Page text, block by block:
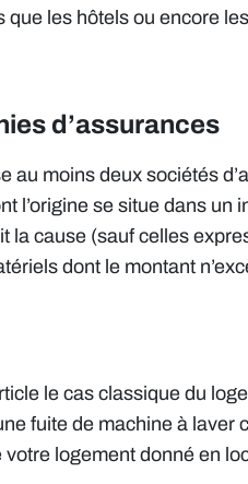
les hôtels ou encore
d’assurances
au moins deux sociétés
l’origine se situe dans un
la cause (sauf celles
dont le montant
le cas classique du
fuite de machine à laver
logement donné en